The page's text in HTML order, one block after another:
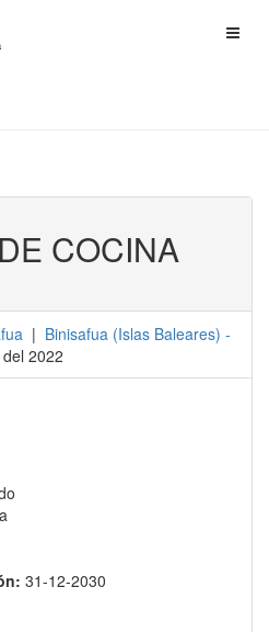
COCINA
| Binisafua (Islas Baleares) -
2022
31-12-2030